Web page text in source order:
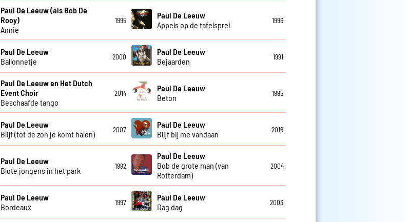
Paul De Leeuw (als Bob De
Rooy)
Annie
1995
Paul De Leeuw
Appels op de tafelsprei
1996
Paul De Leeuw
Ballonnetje
2000
Paul De Leeuw
Bejaarden
1991
Paul De Leeuw en Het Dutch
Event Choir
Beschaafde tango
2014
Paul De Leeuw
Beton
1995
Paul De Leeuw
Blijf (tot de zon je komt halen)
2007
Paul De Leeuw
Blijf bij me vandaan
2016
Paul De Leeuw
Blote jongens in het park
1992
Paul De Leeuw
Bob de grote man (van
Rotterdam)
2004
Paul De Leeuw
Bordeaux
1997
Paul De Leeuw
Dag dag
2003